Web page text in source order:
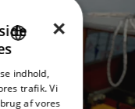
ENGLISH
FRENCH
×
indhold,
trafik. Vi
af vores